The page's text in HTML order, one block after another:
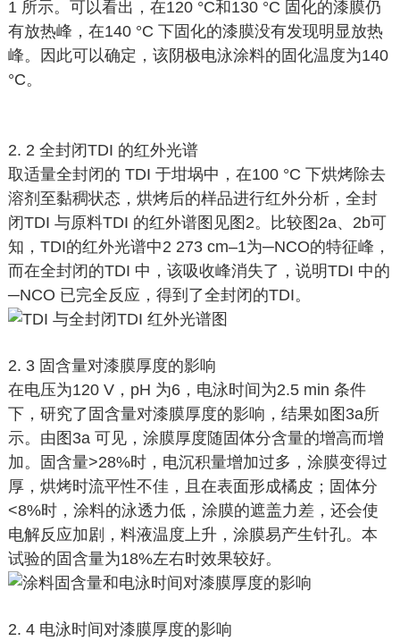
1 所示。可以看出，在120 °C和130 °C 固化的漆膜仍
有放热峰，在140 °C 下固化的漆膜没有发现明显放热
峰。因此可以确定，该阴极电泳涂料的固化温度为140
°C。
2. 2 全封闭TDI 的红外光谱
取适量全封闭的 TDI 于坩埚中，在100 °C 下烘烤除去
溶剂至黏稠状态，烘烤后的样品进行红外分析，全封
闭TDI 与原料TDI 的红外谱图见图2。比较图2a、2b可
知，TDI的红外光谱中2 273 cm–1为─NCO的特征峰，
而在全封闭的TDI 中，该吸收峰消失了，说明TDI 中的
─NCO 已完全反应，得到了全封闭的TDI。
2. 3 固含量对漆膜厚度的影响
在电压为120 V，pH 为6，电泳时间为2.5 min 条件
下，研究了固含量对漆膜厚度的影响，结果如图3a所
示。由图3a 可见，涂膜厚度随固体分含量的增高而增
加。固含量>28%时，电沉积量增加过多，涂膜变得过
厚，烘烤时流平性不佳，且在表面形成橘皮；固体分
<8%时，涂料的泳透力低，涂膜的遮盖力差，还会使
电解反应加剧，料液温度上升，涂膜易产生针孔。本
试验的固含量为18%左右时效果较好。
2. 4 电泳时间对漆膜厚度的影响